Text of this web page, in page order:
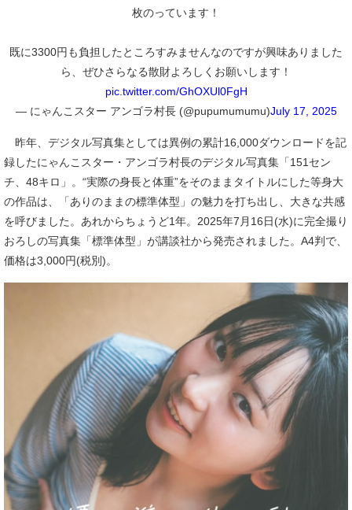
枚のっています！
既に3300円も負担したところすみませんなのですが興味ありました
ら、ぜひさらなる散財よろしくお願いします！
pic.twitter.com/GhOXUl0FgH
— にゃんこスター アンゴラ村長 (@pupumumumu)July 17, 2025
昨年、デジタル写真集としては異例の累計16,000ダウンロードを記
録したにゃんこスター・アンゴラ村長のデジタル写真集「151セン
チ、48キロ」。“実際の身長と体重”をそのままタイトルにした等身大
の作品は、「ありのままの標準体型」の魅力を打ち出し、大きな共感
を呼びました。あれからちょうど1年。2025年7月16日(水)に完全撮り
おろしの写真集「標準体型」が講談社から発売されました。A4判で、
価格は3,000円(税別)。